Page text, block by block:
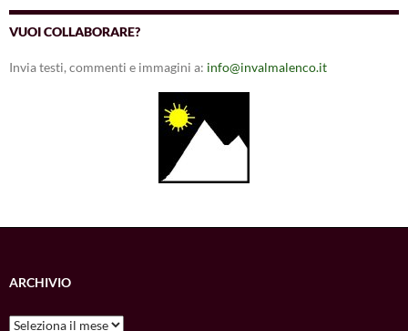
VUOI COLLABORARE?
Invia testi, commenti e immagini a: info@invalmalenco.it
ARCHIVIO
Archivio